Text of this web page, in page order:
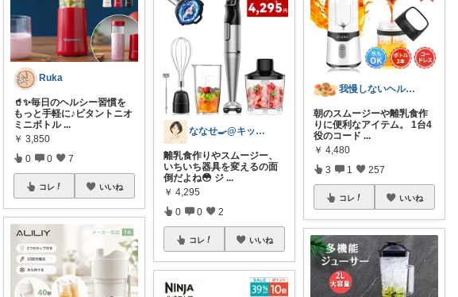
Ruka
🥤✨毎日のヘルシー習慣を
もっと手軽に♪ビタントニオ
ミニボトル ...
￥ 3,850
0 0 7
コレ いいね
ななせ🍳@キッチン雑貨で暮らしラクに
離乳食作りやスムージー、
いちいち器具を変えるの面
倒だよね😳 ジ ...
￥ 4,295
0 0 2
コレ いいね
我慢しないヘルシー生活｜時短×健康ごはん
朝のスムージーや離乳食作
りに便利なアイテム。 1台4
役のコード ...
￥ 4,480
3 1 257
コレ いいね